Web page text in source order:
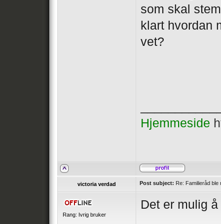
som skal
klart hvordan
vet?
Hjemmeside
victoria verdad Post subject: Re: Familieråd
Rang: Ivrig bruker
Det er mulig